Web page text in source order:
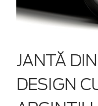
JANTĂ
DESIGN